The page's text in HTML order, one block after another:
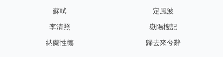
蘇軾
李清照
納蘭性德
定風波
嶽陽樓記
歸去來兮辭